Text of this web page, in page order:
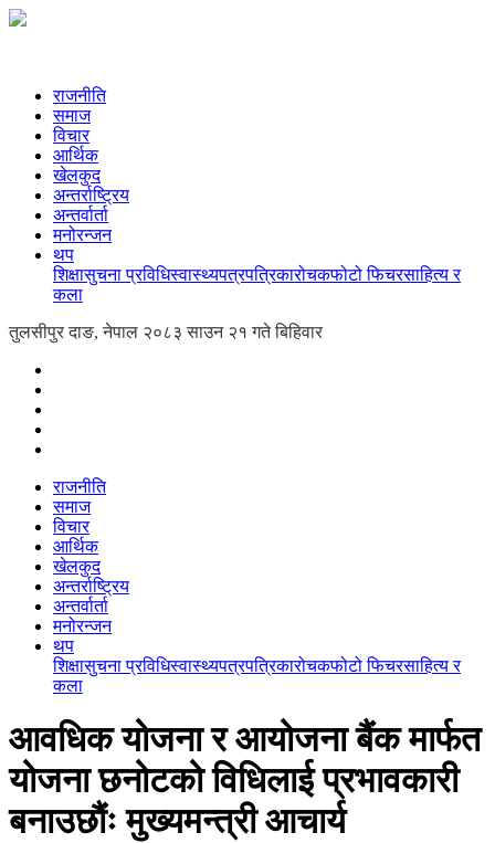
राजनीति
समाज
विचार
आर्थिक
खेलकुद
अन्तर्राष्ट्रिय
अन्तर्वार्ता
मनोरन्जन
थप
शिक्षासुचना प्रविधिस्वास्थ्यपत्रपत्रिकारोचकफोटो फिचरसाहित्य र
कला
तुलसीपुर दाङ, नेपाल २०८३ साउन २१ गते बिहिवार
राजनीति
समाज
विचार
आर्थिक
खेलकुद
अन्तर्राष्ट्रिय
अन्तर्वार्ता
मनोरन्जन
थप
शिक्षासुचना प्रविधिस्वास्थ्यपत्रपत्रिकारोचकफोटो फिचरसाहित्य र
कला
आवधिक योजना र आयोजना बैंक मार्फत
योजना छनोटको विधिलाई प्रभावकारी
बनाउछौंः मुख्यमन्त्री आचार्य